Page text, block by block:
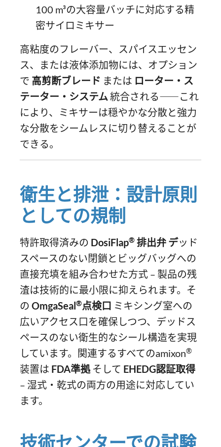
100 m³の大容量バッチに対応する精
密サイロミキサー
高粘度のフレーバー、スパイスエッセン
ス、または液体添加物には、オプション
で 高剪断ブレード または ローター・ス
テーター・システム 統合される――これ
により、ミキサーは穏やかな分散と強力
な分散をシームレスに切り替えることが
できる。
衛生と排泄：設計原則
としての規制
特許取得済みの DosiFlap® 排出弁 デッド
スペースのない閉鎖とビッグバッグへの
直接充填を組み合わせた方式 – 製品の残
渣は技術的に最小限に抑えられます。そ
の OmgaSeal®点検口 ミキシング室への
広いアクセス口を確保しつつ、デッドス
ペースのない衛生的なシール構造を実現
しています。関連するすべてのamixon®
装置は FDA準拠 そして EHEDG認証取得
– 湿式・乾式の両方の用途に対応してい
ます。
技術センターでの試験